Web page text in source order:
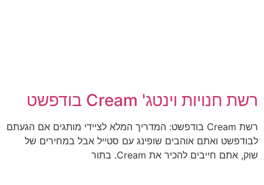
רשת חנויות וינטג' Cream בודפשט
רשת Cream בודפשט: המדריך המלא לציידי מותגים אם הגעתם
לבודפשט ואתם אוהבים שופינג עם סטייל אבל במחירים של
שוק, אתם חייבים להכיר את Cream. בתור